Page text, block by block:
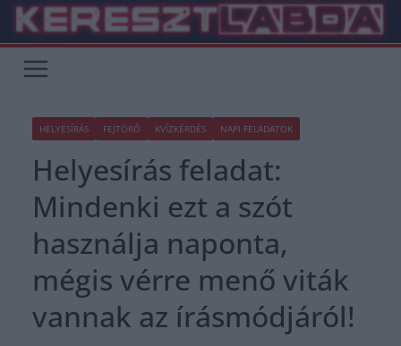
Skip
content
HELYESÍRÁS FEJTÖRŐ KVÍZKÉRDÉS NAPI FELADATOK
Helyesírás feladat:
Mindenki ezt a szót
használja naponta,
mégis vérre menő viták
vannak az írásmódjáról!